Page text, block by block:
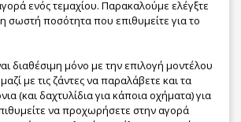
ενός τεμαχίου. Παρακαλούμε ελέγξτε
σωστή ποσότητα που επιθυμείτε για το
διαθέσιμη μόνο με την επιλογή μοντέλου
με τις ζάντες να παραλάβετε και τα
(και δαχτυλίδια για κάποια οχήματα) για
να προχωρήσετε στην αγορά